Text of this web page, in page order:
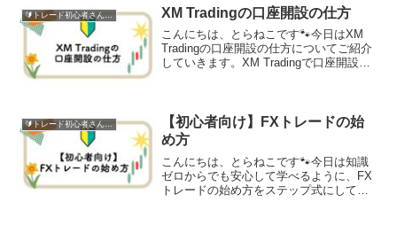
いそもそも、こういうのって怪しくない
の？わたしも、一人で勉強...
XM Tradingの口座開設の仕方
こんにちは、とらねこです🐾今日はXM
Tradingの口座開設の仕方についてご紹介
していきます。XM Tradingで口座開設す
🔰トレード初心者さん向け
【初心者向け】FXトレードの始
め方
こんにちは、とらねこです🐾今日は知識
ゼロからでも安心して学べるように、FX
トレードの始め方をステップ式にしてま